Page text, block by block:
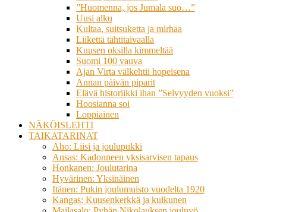
”Huomenna, jos Jumala suo…”
Uusi alku
Kultaa, suitsuketta ja mirhaa
Liikettä tähtitaivaalla
Kuusen oksilla kimmeltää
Suomi 100 vauva
Ajan Virta välkehtii hopeisena
Annan päivän piparit
Elävä historiikki ihan ”Selvyyden vuoksi”
Hoosianna soi
Loppiainen
NÄKÖISLEHTI
TAIKATARINAT
Aho: Liisi ja joulupukki
Ansas: Kadonneen yksisarvisen tapaus
Honkanen: Joulutarina
Hyvärinen: Yksinäinen
Itänen: Pukin joulumuisto vuodelta 1920
Kangas: Kuusenkerkkä ja kulkunen